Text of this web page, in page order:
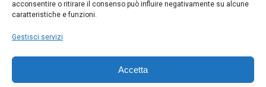
acconsentire o ritirare il consenso può influire negativamente su alcune
caratteristiche e funzioni.
Gestisci servizi
Accetta